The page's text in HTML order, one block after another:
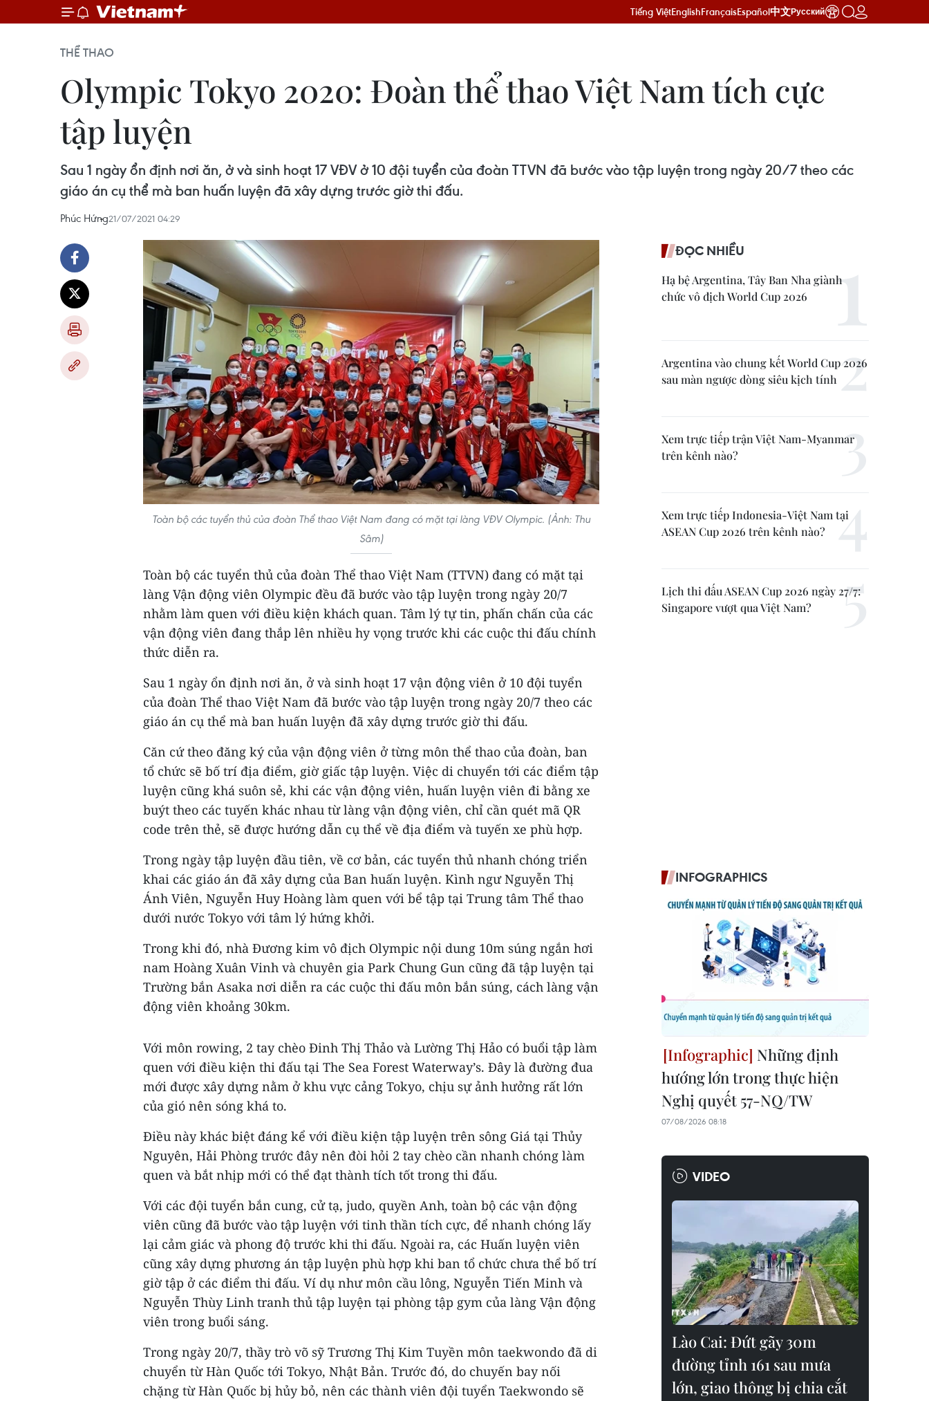
Tiếng ViệtEnglishFrançaisEspañol中文Русский
THỂ THAO
Olympic Tokyo 2020: Đoàn thể thao Việt Nam tích cực
tập luyện
Sau 1 ngày ổn định nơi ăn, ở và sinh hoạt 17 VĐV ở 10 đội tuyển của đoàn TTVN đã bước vào tập luyện trong ngày 20/7 theo các
giáo án cụ thể mà ban huấn luyện đã xây dựng trước giờ thi đấu.
Phúc Hứng21/07/2021 04:29
Toàn bộ các tuyển thủ của đoàn Thể thao Việt Nam đang có mặt tại làng VĐV Olympic. (Ảnh: Thu
Sâm)
Toàn bộ các tuyển thủ của đoàn Thể thao Việt Nam (TTVN) đang có mặt tại
làng Vận động viên Olympic đều đã bước vào tập luyện trong ngày 20/7
nhằm làm quen với điều kiện khách quan. Tâm lý tự tin, phấn chấn của các
vận động viên đang thắp lên nhiều hy vọng trước khi các cuộc thi đấu chính
thức diễn ra.
Sau 1 ngày ổn định nơi ăn, ở và sinh hoạt 17 vận động viên ở 10 đội tuyển
của đoàn Thể thao Việt Nam đã bước vào tập luyện trong ngày 20/7 theo các
giáo án cụ thể mà ban huấn luyện đã xây dựng trước giờ thi đấu.
Căn cứ theo đăng ký của vận động viên ở từng môn thể thao của đoàn, ban
tổ chức sẽ bố trí địa điểm, giờ giấc tập luyện. Việc di chuyển tới các điểm tập
luyện cũng khá suôn sẻ, khi các vận động viên, huấn luyện viên đi bằng xe
buýt theo các tuyến khác nhau từ làng vận động viên, chỉ cần quét mã QR
code trên thẻ, sẽ được hướng dẫn cụ thể về địa điểm và tuyến xe phù hợp.
Trong ngày tập luyện đầu tiên, về cơ bản, các tuyển thủ nhanh chóng triển
khai các giáo án đã xây dựng của Ban huấn luyện. Kình ngư Nguyễn Thị
Ánh Viên, Nguyễn Huy Hoàng làm quen với bể tập tại Trung tâm Thể thao
dưới nước Tokyo với tâm lý hứng khởi.
Trong khi đó, nhà Đương kim vô địch Olympic nội dung 10m súng ngắn hơi
nam Hoàng Xuân Vinh và chuyên gia Park Chung Gun cũng đã tập luyện tại
Trường bắn Asaka nơi diễn ra các cuộc thi đấu môn bắn súng, cách làng vận
động viên khoảng 30km.
Với môn rowing, 2 tay chèo Đinh Thị Thảo và Lường Thị Hảo có buổi tập làm
quen với điều kiện thi đấu tại The Sea Forest Waterway’s. Đây là đường đua
mới được xây dựng nằm ở khu vực cảng Tokyo, chịu sự ảnh hưởng rất lớn
của gió nên sóng khá to.
Điều này khác biệt đáng kể với điều kiện tập luyện trên sông Giá tại Thủy
Nguyên, Hải Phòng trước đây nên đòi hỏi 2 tay chèo cần nhanh chóng làm
quen và bắt nhịp mới có thể đạt thành tích tốt trong thi đấu.
Với các đội tuyển bắn cung, cử tạ, judo, quyền Anh, toàn bộ các vận động
viên cũng đã bước vào tập luyện với tinh thần tích cực, để nhanh chóng lấy
lại cảm giác và phong độ trước khi thi đấu. Ngoài ra, các Huấn luyện viên
cũng xây dựng phương án tập luyện phù hợp khi ban tổ chức chưa thể bố trí
giờ tập ở các điểm thi đấu. Ví dụ như môn cầu lông, Nguyễn Tiến Minh và
Nguyễn Thùy Linh tranh thủ tập luyện tại phòng tập gym của làng Vận động
viên trong buổi sáng.
Trong ngày 20/7, thầy trò võ sỹ Trương Thị Kim Tuyền môn taekwondo đã di
chuyển từ Hàn Quốc tới Tokyo, Nhật Bản. Trước đó, do chuyến bay nối
chặng từ Hàn Quốc bị hủy bỏ, nên các thành viên đội tuyển Taekwondo sẽ
ĐỌC NHIỀU
Hạ bệ Argentina, Tây Ban Nha giành
chức vô địch World Cup 2026
Argentina vào chung kết World Cup 2026
sau màn ngược dòng siêu kịch tính
Xem trực tiếp trận Việt Nam-Myanmar
trên kênh nào?
Xem trực tiếp Indonesia-Việt Nam tại
ASEAN Cup 2026 trên kênh nào?
Lịch thi đấu ASEAN Cup 2026 ngày 27/7:
Singapore vượt qua Việt Nam?
INFOGRAPHICS
Những định
hướng lớn trong thực hiện
Nghị quyết 57-NQ/TW
07/08/2026 08:18
VIDEO
Lào Cai: Đứt gãy 30m
đường tỉnh 161 sau mưa
lớn, giao thông bị chia cắt